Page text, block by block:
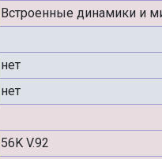
Встроенные динамики и
нет
нет
56K V.92